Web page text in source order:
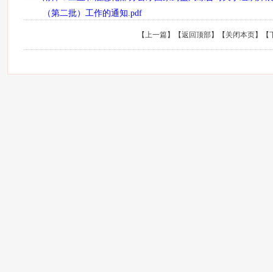
（第二批）工作的通知.pdf
【上一篇】【返回顶部】【 关闭本页】【